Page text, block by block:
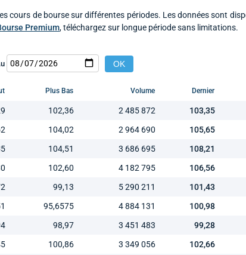
cours de bourse sur différentes périodes. Les données sont
Premium, téléchargez sur longue période sans limitations.
Plus Bas Volume Dernier
102,36 2 485 872 103,35
104,02 2 964 690 105,65
104,51 3 686 695 108,21
102,60 4 182 795 106,56
99,13 5 290 211 101,43
95,6575 4 884 131 100,98
98,97 3 451 483 99,28
100,86 3 349 056 102,66